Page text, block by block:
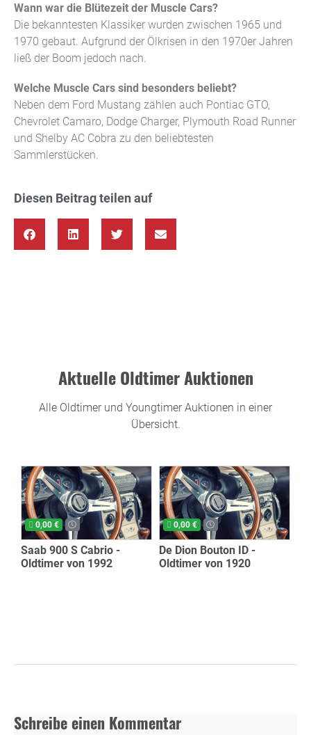
Wann war die Blütezeit der Muscle Cars?
Die bekanntesten Klassiker wurden zwischen 1965 und
1970 gebaut. Aufgrund der Ölkrisen in den 1970er Jahren
ließ der Boom jedoch nach.
Welche Muscle Cars sind besonders beliebt?
Neben dem Ford Mustang zählen auch Pontiac GTO,
Chevrolet Camaro, Dodge Charger, Plymouth Road Runner
und Shelby AC Cobra zu den beliebtesten
Sammlerstücken.
Diesen Beitrag teilen auf
Aktuelle Oldtimer Auktionen
Alle Oldtimer und Youngtimer Auktionen in einer
Übersicht.
0,00 €
Saab 900 S Cabrio -
Oldtimer von 1992
0,00 €
De Dion Bouton ID -
Oldtimer von 1920
Schreibe einen Kommentar